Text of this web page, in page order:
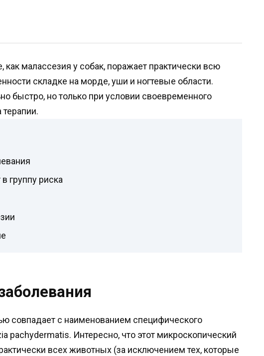
как малассезия у собак, поражает практически всю
складке на морде, уши и ногтевые области.
быстро, но только при условии своевременного
группу риска
совпадает с наименованием специфического
pachydermatis. Интересно, что этот микроскопический
всех животных (за исключением тех, которые